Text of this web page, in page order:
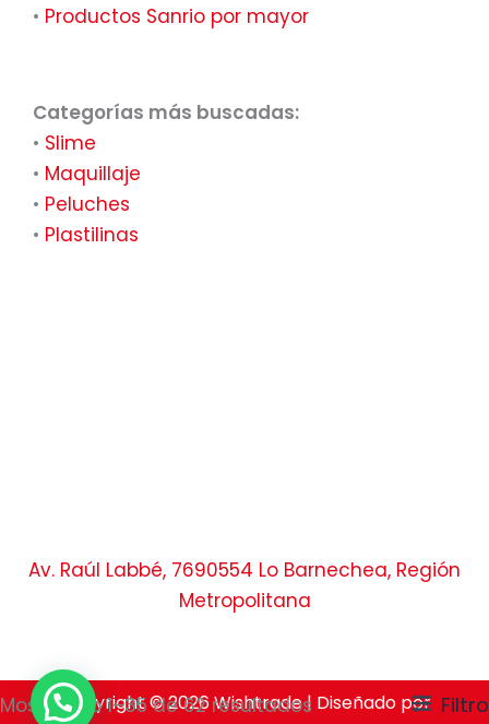
Mostrando 1–35 de 62 resultados Filtro
• Productos Sanrio por mayor
Categorías más buscadas:
• Slime
• Maquillaje
• Peluches
• Plastilinas
Av. Raúl Labbé, 7690554 Lo Barnechea, Región
Metropolitana
Copyright © 2026 Wishtrade | Diseñado por